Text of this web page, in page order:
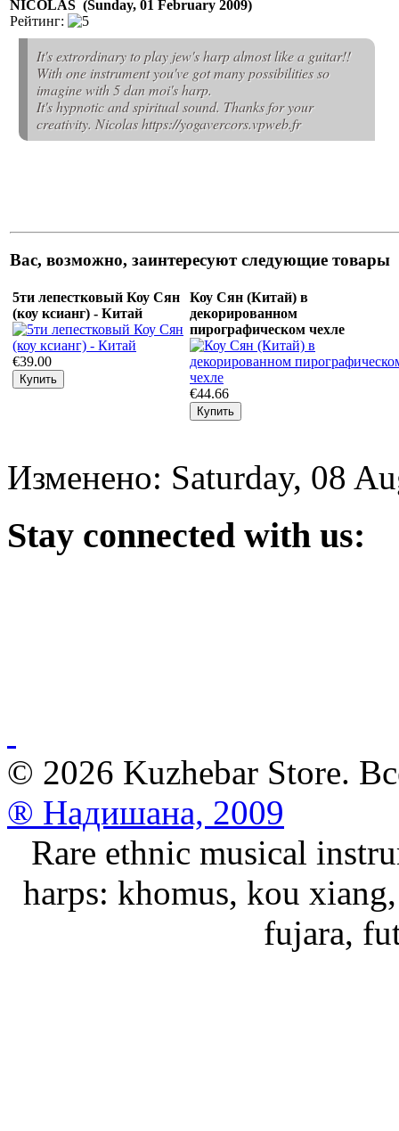
NICOLAS (Sunday, 01 February 2009)
Рейтинг:
It's extrordinary to play jew's harp almost like a guitar!!
With one instrument you've got many possibilities so
imagine with 5 dan moi's harp.
It's hypnotic and spiritual sound. Thanks for your
creativity. Nicolas https://yogavercors.vpweb.fr
Вас, возможно, заинтересуют следующие товары
5ти лепестковый Коу Сян
(коу ксианг) - Китай
€39.00
Коу Сян (Китай) в
декорированном
пирографическом чехле
€44.66
Изменено: Saturday, 08
Stay connected with us:
© 2026 Kuzhebar Store.
® Надишана, 2009
Rare ethnic musical
harps: khomus, kou
fujara,